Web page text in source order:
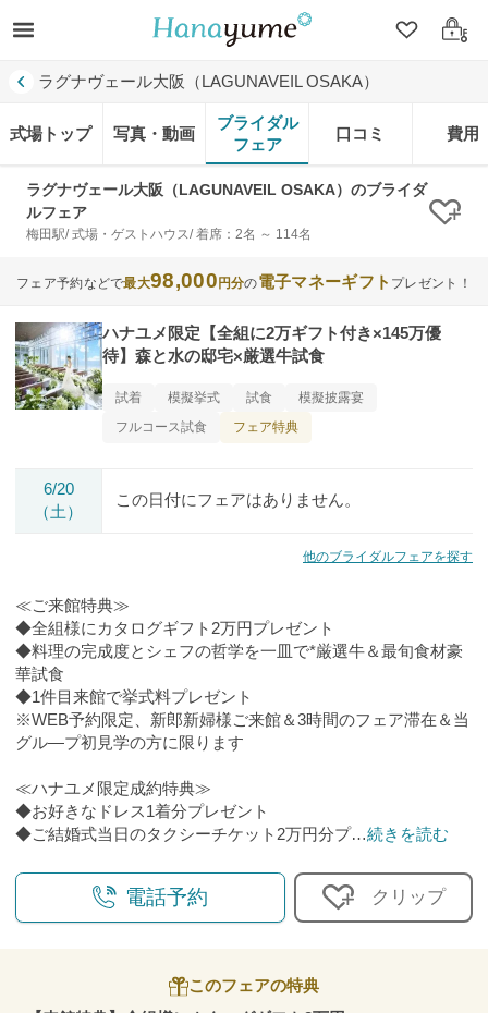
クリップ
ログ
ラグナヴェール大阪（LAGUNAVEIL OSAKA）
式場トップ 写真・動画
ブライダル
フェア
口コミ 費用
ラグナヴェール大阪（LAGUNAVEIL OSAKA）のブライダ
ルフェア
梅田駅/ 式場・ゲストハウス/ 着席：2名 ～ 114名 ク
フェア予約などで最大98,000 円分の電子マネーギフト プレゼント！
ハナユメ限定【全組に2万ギフト付き×145万優
待】森と水の邸宅×厳選牛試食
試着 模擬挙式 試食
模擬披露宴
フルコース試食
フェア特典
6/20
（土）
この日付にフェアはありません。
他のブライダルフェアを探す
≪ご来館特典≫
◆全組様にカタログギフト2万円プレゼント
◆料理の完成度とシェフの哲学を一皿で*厳選牛＆最旬食材豪
華試食
◆1件目来館で挙式料プレゼント
※WEB予約限定、新郎新婦様ご来館＆3時間のフェア滞在＆当
グル―プ初見学の方に限ります
≪ハナユメ限定成約特典≫
◆お好きなドレス1着分プレゼント
◆ご結婚式当日のタクシーチケット2万円分プ…続きを読む
電話予約 クリップ
このフェアの特典